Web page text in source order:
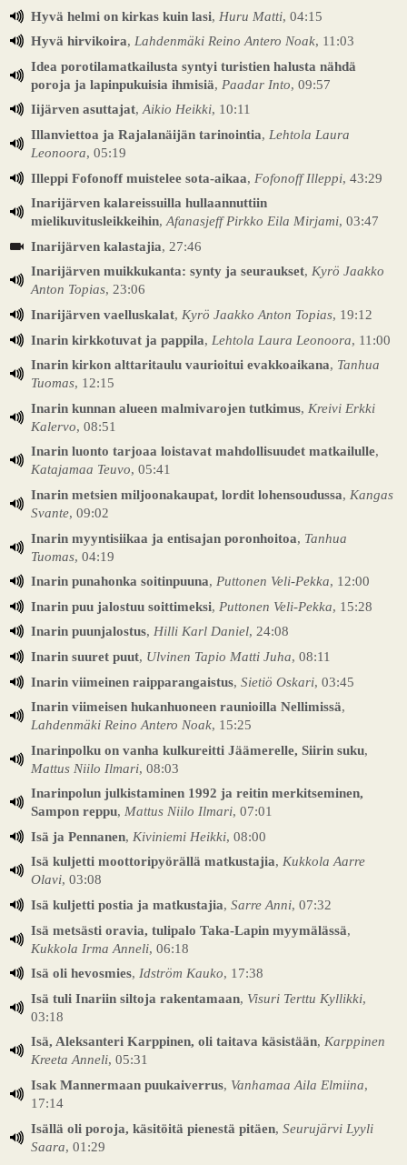
Hyvä helmi on kirkas kuin lasi, Huru Matti, 04:15
Hyvä hirvikoira, Lahdenmäki Reino Antero Noak, 11:03
Idea porotilamatkailusta syntyi turistien halusta nähdä
poroja ja lapinpukuisia ihmisiä, Paadar Into, 09:57
Iijärven asuttajat,Aikio Heikki, 10:11
Illanviettoa ja Rajalanäijän tarinointia, Lehtola Laura
Leonoora, 05:19
Illeppi Fofonoff muistelee sota-aikaa, Fofonoff Illeppi, 43:29
Inarijärven kalareissuilla hullaannuttiin
mielikuvitusleikkeihin, Afanasjeff Pirkko Eila Mirjami, 03:47
Inarijärven kalastajia, 27:46
Inarijärven muikkukanta: synty ja seuraukset, Kyrö Jaakko
Anton Topias, 23:06
Inarijärven vaelluskalat, Kyrö Jaakko Anton Topias, 19:12
Inarin kirkkotuvat ja pappila, Lehtola Laura Leonoora, 11:00
Inarin kirkon alttaritaulu vaurioitui evakkoaikana, Tanhua
Tuomas, 12:15
Inarin kunnan alueen malmivarojen tutkimus, Kreivi Erkki
Kalervo, 08:51
Inarin luonto tarjoaa loistavat mahdollisuudet matkailulle,
Katajamaa Teuvo, 05:41
Inarin metsien miljoonakaupat, lordit lohensoudussa, Kangas
Svante, 09:02
Inarin myyntisiikaa ja entisajan poronhoitoa, Tanhua
Tuomas, 04:19
Inarin punahonka soitinpuuna, Puttonen Veli-Pekka, 12:00
Inarin puu jalostuu soittimeksi, Puttonen Veli-Pekka, 15:28
Inarin puunjalostus, Hilli Karl Daniel, 24:08
Inarin suuret puut, Ulvinen Tapio Matti Juha, 08:11
Inarin viimeinen raipparangaistus, Sietiö Oskari, 03:45
Inarin viimeisen hukanhuoneen raunioilla Nellimissä,
Lahdenmäki Reino Antero Noak, 15:25
Inarinpolku on vanha kulkureitti Jäämerelle, Siirin suku,
Mattus Niilo Ilmari, 08:03
Inarinpolun julkistaminen 1992 ja reitin merkitseminen,
Sampon reppu, Mattus Niilo Ilmari, 07:01
Isä ja Pennanen, Kiviniemi Heikki, 08:00
Isä kuljetti moottoripyörällä matkustajia, Kukkola Aarre
Olavi, 03:08
Isä kuljetti postia ja matkustajia, Sarre Anni, 07:32
Isä metsästi oravia, tulipalo Taka-Lapin myymälässä,
Kukkola Irma Anneli, 06:18
Isä oli hevosmies, Idström Kauko, 17:38
Isä tuli Inariin siltoja rakentamaan, Visuri Terttu Kyllikki,
03:18
Isä, Aleksanteri Karppinen, oli taitava käsistään, Karppinen
Kreeta Anneli, 05:31
Isak Mannermaan puukaiverrus, Vanhamaa Aila Elmiina,
17:14
Isällä oli poroja, käsitöitä pienestä pitäen, Seurujärvi Lyyli
Saara, 01:29